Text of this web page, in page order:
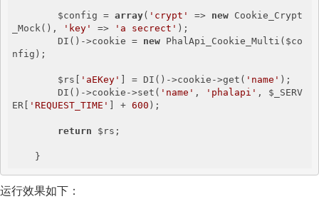
        $config =
array( 'crypt' => new Cookie_Crypt
_Mock(),
'key' => 'a secrect' );
        DI()->cookie =
new PhalApi_Cookie_Multi($co
nfig);
        $rs[
'aEKey' ] = DI()->cookie->get( 'name' );
        DI()->cookie->set(
'name' , 'phalapi' , $_SERV
ER[
'REQUEST_TIME' ] + 600 );
return $rs;
运行效果如下：